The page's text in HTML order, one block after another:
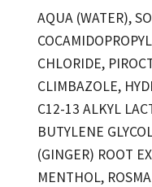
AQUA (WATER),
CHLORIDE,
CLIMBAZOLE,
C12-13 ALKYL
BUTYLENE
(GINGER) ROOT
MENTHOL,